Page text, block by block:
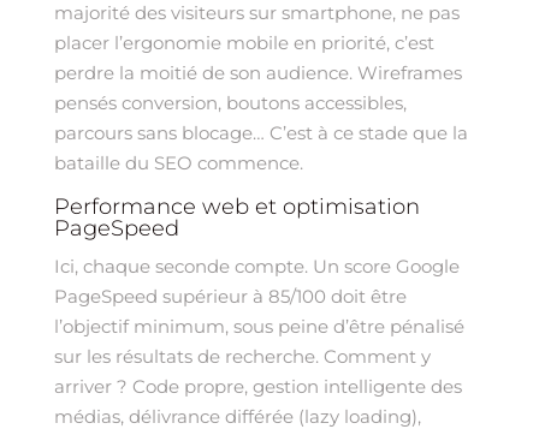
majorité des visiteurs sur smartphone, ne pas
placer l’ergonomie mobile en priorité, c’est
perdre la moitié de son audience. Wireframes
pensés conversion, boutons accessibles,
parcours sans blocage… C’est à ce stade que la
bataille du SEO commence.
Performance web et optimisation
PageSpeed
Ici, chaque seconde compte. Un score Google
PageSpeed supérieur à 85/100 doit être
l’objectif minimum, sous peine d’être pénalisé
sur les résultats de recherche. Comment y
arriver ? Code propre, gestion intelligente des
médias, délivrance différée (lazy loading),